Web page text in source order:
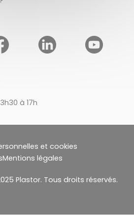
à 17h
et cookies
Mentions légales
Plastor. Tous droits réservés.